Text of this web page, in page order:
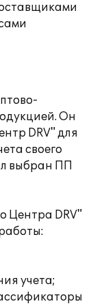
Он
DRV" для
своего
выбран ПП
Центра DRV"
учета;